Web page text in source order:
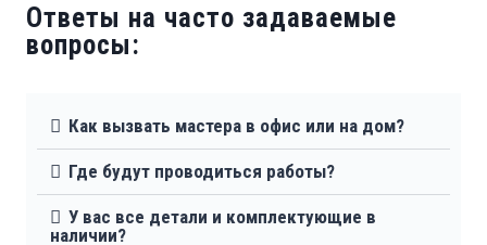
Ответы на часто задаваемые
вопросы:
Как вызвать мастера в офис или на дом?
Где будут проводиться работы?
У вас все детали и комплектующие в
наличии?